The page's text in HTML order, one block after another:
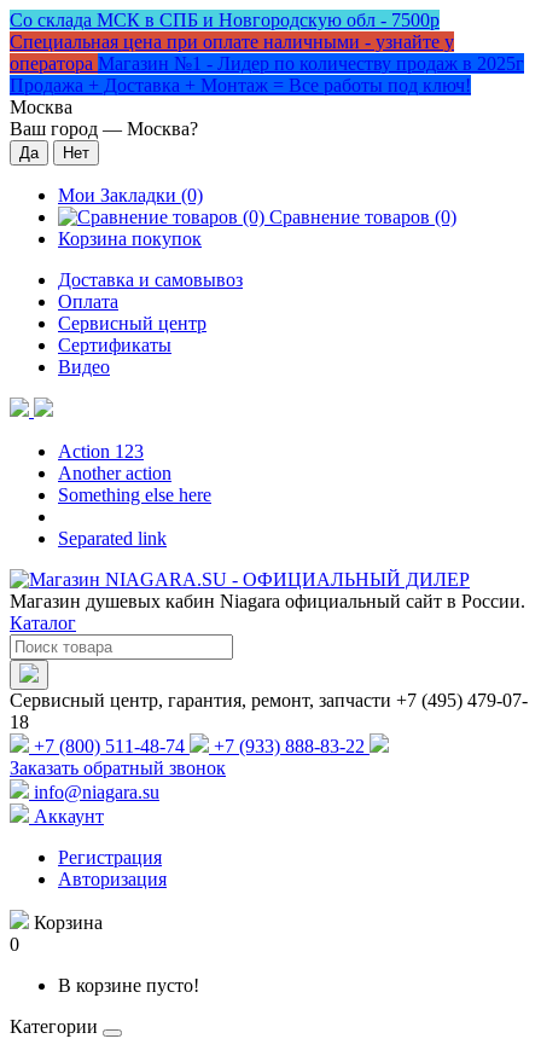
Со склада МСК в СПБ и Новгородскую обл - 7500р
Специальная цена при оплате наличными - узнайте у
оператора Магазин №1 - Лидер по количеству продаж в 2025г
Продажа + Доставка + Монтаж = Все работы под ключ!
Москва
Ваш город — Москва?
Мои Закладки (0)
Сравнение товаров (0)
Корзина покупок
Доставка и самовывоз
Оплата
Сервисный центр
Сертификаты
Видео
Action 123
Another action
Something else here
Separated link
Магазин душевых кабин Niagara официальный сайт в России.
Каталог
Сервисный центр, гарантия, ремонт, запчасти +7 (495) 479-07-
18
+7 (800) 511-48-74
+7 (933) 888-83-22
Заказать обратный звонок
info@niagara.su
Аккаунт
Регистрация
Авторизация
Корзина
0
В корзине пусто!
Категории